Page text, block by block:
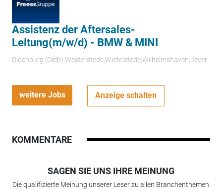
Assistenz der Aftersales-
Leitung(m/w/d) - BMW & MINI
Oldenburg (Oldb);Westerstede;Wiefelstede;Wilhelmshaven;Jever
weitere Jobs Anzeige schalten
KOMMENTARE
SAGEN SIE UNS IHRE MEINUNG
Die qualifizierte Meinung unserer Leser zu allen Branchenthemen